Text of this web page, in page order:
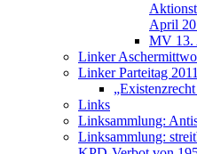
April
MV 13.
Linker
Linker Parteitag
Links
Linksammlung:
Linksammlung: